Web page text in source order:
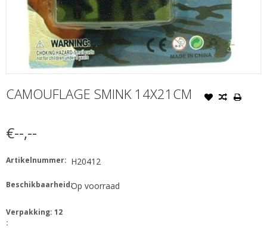
CAMOUFLAGE SMINK 14X21CM
€--,--
Artikelnummer: H20412
Beschikbaarheid:Op voorraad
Verpakking: 12
: